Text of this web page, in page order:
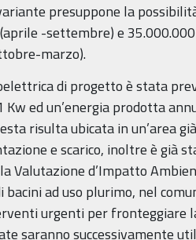
presuppone la
-settembre) e
marzo).
di progetto è stata
Kw ed un’energia prodotta
risulta ubicata in un’area
e scarico, inoltre è già
Valutazione d’Impatto
bacini ad uso plurimo, nel
urgenti per fronteggiare
saranno successivamente